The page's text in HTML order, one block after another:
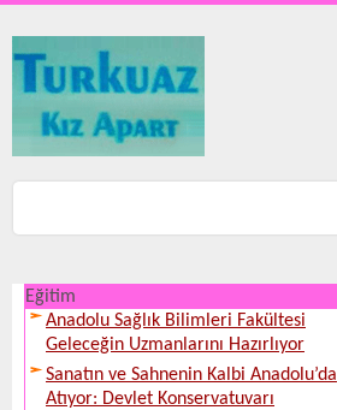
Eğitim
Anadolu Sağlık Bilimleri Fakültesi
Geleceğin Uzmanlarını Hazırlıyor
Sanatın ve Sahnenin Kalbi Anadolu’da
Atıyor: Devlet Konservatuvarı